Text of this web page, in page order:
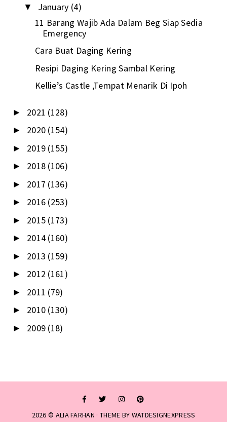
▼ January (4)
11 Barang Wajib Ada Dalam Beg Siap Sedia
Emergency
Cara Buat Daging Kering
Resipi Daging Kering Sambal Kering
Kellie’s Castle ,Tempat Menarik Di Ipoh
► 2021 (128)
► 2020 (154)
► 2019 (155)
► 2018 (106)
► 2017 (136)
► 2016 (253)
► 2015 (173)
► 2014 (160)
► 2013 (159)
► 2012 (161)
► 2011 (79)
► 2010 (130)
► 2009 (18)
2026 © ALIA FARHAN · THEME BY WATDESIGNEXPRESS